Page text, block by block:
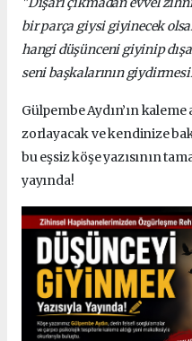
bir parça giysi giyinecek
hangi düşünceni giyinip
seni başkalarının
Gülpembe Aydın’ın kaleme
zorlayacak ve kendinize
bu eşsiz köşe yazısının
yayında!